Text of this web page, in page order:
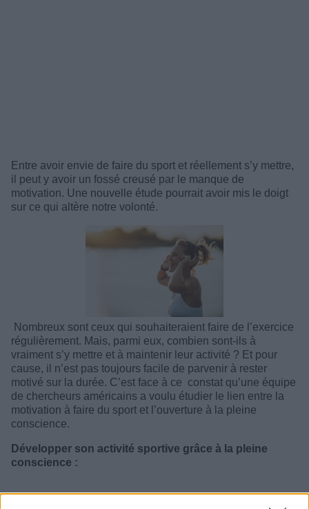
Entre avoir envie de faire du sport et réellement s’y mettre,
il peut y avoir un fossé creusé par le manque de
motivation. Une nouvelle étude pourrait avoir mis le doigt
sur ce qui altère notre volonté.
Nombreux sont ceux qui souhaiteraient faire de l’exercice
régulièrement. Mais, parmi eux, combien sont-ils à
vraiment s’y mettre et à maintenir leur activité ? Et pour
cause, il n’est pas toujours facile de parvenir à rester
motivé sur la durée. C’est face à ce constat qu’une équipe
de chercheurs américains a voulu étudier le lien entre la
motivation à faire du sport et l’ouverture à la pleine
conscience.
Développer son activité sportive grâce à la pleine
conscience :